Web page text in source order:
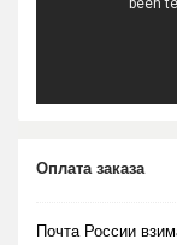
Оплата заказа
Почта России